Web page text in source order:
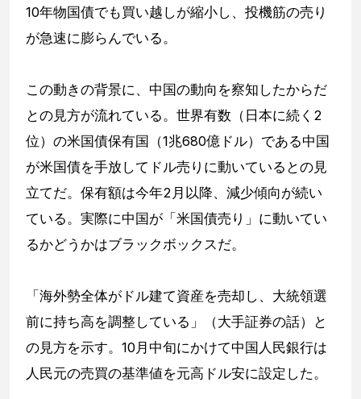
10年物国債でも買い越しが縮小し、投機筋の売り
が急速に膨らんでいる。
この動きの背景に、中国の動向を察知したからだ
との見方が流れている。世界有数（日本に続く2
位）の米国債保有国（1兆680億ドル）である中国
が米国債を手放してドル売りに動いているとの見
立てだ。保有額は今年2月以降、減少傾向が続い
ている。実際に中国が「米国債売り」に動いてい
るかどうかはブラックボックスだ。
「海外勢全体がドル建て資産を売却し、大統領選
前に持ち高を調整している」（大手証券の話）と
の見方を示す。10月中旬にかけて中国人民銀行は
人民元の売買の基準値を元高ドル安に設定した。